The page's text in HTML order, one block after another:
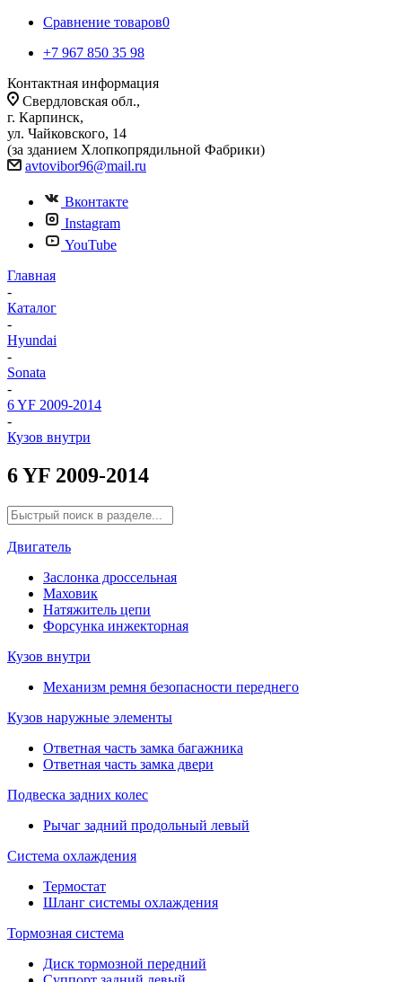
Сравнение товаров0
+7 967 850 35 98
Контактная информация
Свердловская обл.,
г. Карпинск,
ул. Чайковского, 14
(за зданием Хлопкопрядильной Фабрики)
avtovibor96@mail.ru
Вконтакте
Instagram
YouTube
Главная
-
Каталог
-
Hyundai
-
Sonata
-
6 YF 2009-2014
-
Кузов внутри
6 YF 2009-2014
Двигатель
Заслонка дроссельная
Маховик
Натяжитель цепи
Форсунка инжекторная
Кузов внутри
Механизм ремня безопасности переднего
Кузов наружные элементы
Ответная часть замка багажника
Ответная часть замка двери
Подвеска задних колес
Рычаг задний продольный левый
Система охлаждения
Термостат
Шланг системы охлаждения
Тормозная система
Диск тормозной передний